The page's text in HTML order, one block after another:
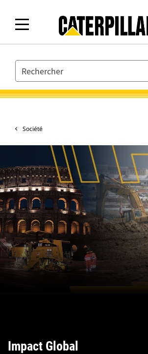
SEARCH
Société
Impact Global